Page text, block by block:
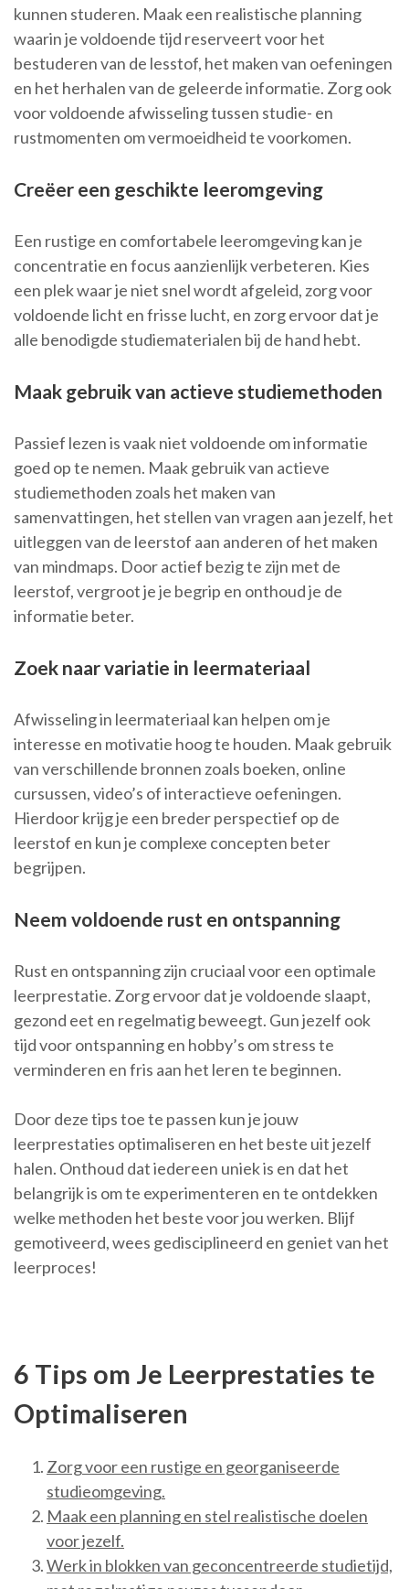
kunnen studeren. Maak een realistische planning
waarin je voldoende tijd reserveert voor het
bestuderen van de lesstof, het maken van oefeningen
en het herhalen van de geleerde informatie. Zorg ook
voor voldoende afwisseling tussen studie- en
rustmomenten om vermoeidheid te voorkomen.
Creëer een geschikte leeromgeving
Een rustige en comfortabele leeromgeving kan je
concentratie en focus aanzienlijk verbeteren. Kies
een plek waar je niet snel wordt afgeleid, zorg voor
voldoende licht en frisse lucht, en zorg ervoor dat je
alle benodigde studiematerialen bij de hand hebt.
Maak gebruik van actieve studiemethoden
Passief lezen is vaak niet voldoende om informatie
goed op te nemen. Maak gebruik van actieve
studiemethoden zoals het maken van
samenvattingen, het stellen van vragen aan jezelf, het
uitleggen van de leerstof aan anderen of het maken
van mindmaps. Door actief bezig te zijn met de
leerstof, vergroot je je begrip en onthoud je de
informatie beter.
Zoek naar variatie in leermateriaal
Afwisseling in leermateriaal kan helpen om je
interesse en motivatie hoog te houden. Maak gebruik
van verschillende bronnen zoals boeken, online
cursussen, video’s of interactieve oefeningen.
Hierdoor krijg je een breder perspectief op de
leerstof en kun je complexe concepten beter
begrijpen.
Neem voldoende rust en ontspanning
Rust en ontspanning zijn cruciaal voor een optimale
leerprestatie. Zorg ervoor dat je voldoende slaapt,
gezond eet en regelmatig beweegt. Gun jezelf ook
tijd voor ontspanning en hobby’s om stress te
verminderen en fris aan het leren te beginnen.
Door deze tips toe te passen kun je jouw
leerprestaties optimaliseren en het beste uit jezelf
halen. Onthoud dat iedereen uniek is en dat het
belangrijk is om te experimenteren en te ontdekken
welke methoden het beste voor jou werken. Blijf
gemotiveerd, wees gedisciplineerd en geniet van het
leerproces!
6 Tips om Je Leerprestaties te
Optimaliseren
Zorg voor een rustige en georganiseerde
studieomgeving.
Maak een planning en stel realistische doelen
voor jezelf.
Werk in blokken van geconcentreerde studietijd,